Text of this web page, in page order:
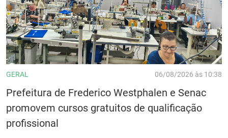
GERAL 06/08/2026 às 10:38
Prefeitura de Frederico Westphalen e Senac
promovem cursos gratuitos de qualificação
profissional